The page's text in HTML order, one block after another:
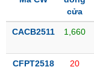
Hủy
yết
cửa
CACB2511 1,660
CFPT2518 20
TRÁI
PHIẾU